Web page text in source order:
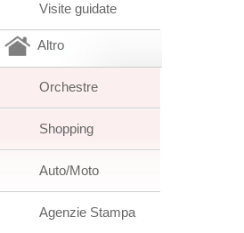
Visite guidate
Altro
Orchestre
Shopping
Auto/Moto
Agenzie Stampa